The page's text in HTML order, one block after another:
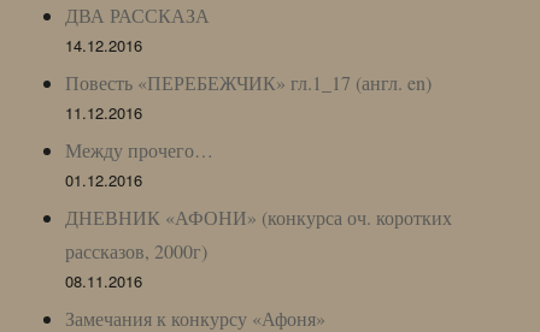
ДВА РАССКАЗА
14.12.2016
Повесть «ПЕРЕБЕЖЧИК» гл.1_17 (англ. en)
11.12.2016
Между прочего…
01.12.2016
ДНЕВНИК «АФОНИ» (конкурса оч. коротких
рассказов, 2000г)
08.11.2016
Замечания к конкурсу «Афоня»